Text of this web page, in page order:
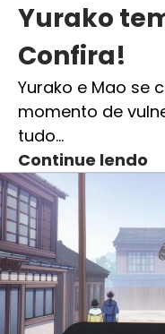
Yurako
Confira!
Yurako e Mao se
momento de
tudo…
Continue lendo